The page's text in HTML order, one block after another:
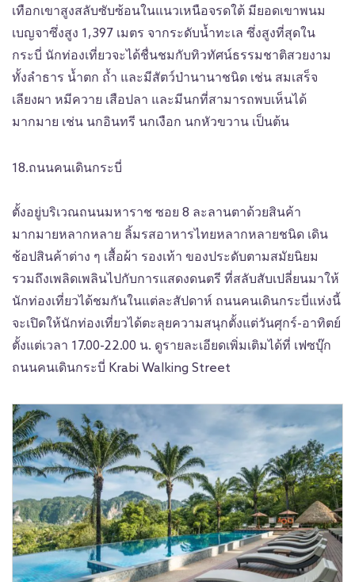
เทือกเขาสูงสลับซับซ้อนในแนวเหนือจรดใต้ มียอดเขาพนม
เบญจาซึ่งสูง 1,397 เมตร จากระดับน้ำทะเล ซึ่งสูงที่สุดใน
กระบี่ นักท่องเที่ยวจะได้ชื่นชมกับทิวทัศน์ธรรมชาติสวยงาม
ทั้งลำธาร น้ำตก ถ้ำ และมีสัตว์ป่านานาชนิด เช่น สมเสร็จ
เลียงผา หมีควาย เสือปลา และมีนกที่สามารถพบเห็นได้
มากมาย เช่น นกอินทรี นกเงือก นกหัวขวาน เป็นต้น
18.ถนนคนเดินกระบี่
ตั้งอยู่บริเวณถนนมหาราช ซอย 8 ละลานตาด้วยสินค้า
มากมายหลากหลาย ลิ้มรสอาหารไทยหลากหลายชนิด เดิน
ช้อปสินค้าต่าง ๆ เสื้อผ้า รองเท้า ของประดับตามสมัยนิยม
รวมถึงเพลิดเพลินไปกับการแสดงดนตรี ที่สลับสับเปลี่ยนมาให้
นักท่องเที่ยวได้ชมกันในแต่ละสัปดาห์ ถนนคนเดินกระบี่แห่งนี้
จะเปิดให้นักท่องเที่ยวได้ตะลุยความสนุกตั้งแต่วันศุกร์-อาทิตย์
ตั้งแต่เวลา 17.00-22.00 น. ดูรายละเอียดเพิ่มเติมได้ที่ เฟซบุ๊ก
ถนนคนเดินกระบี่ Krabi Walking Street